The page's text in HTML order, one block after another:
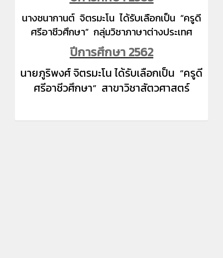
นางชนากานต์ จิตรมะโน ได้รับเลือกเป็น “ครูดี
ศรีอาชีวศึกษา” กลุ่มวิชาภาษาต่างประเทศ
ปีการศึกษา 2562
นายภูริพงศ์ จิตรมะโน ได้รับเลือกเป็น “ครูดี
ศรีอาชีวศึกษา” สาขาวิชาสัตวศาสตร์